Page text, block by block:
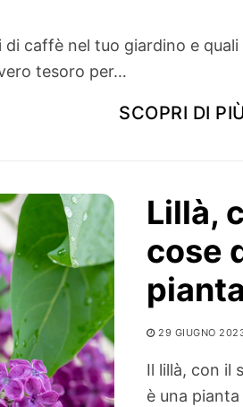
caffè nel tuo giardino e quali
tesoro per…
SCOPRI DI
Lillà,
cose
pianta
29 GIUGNO
Il lillà, con il
è una